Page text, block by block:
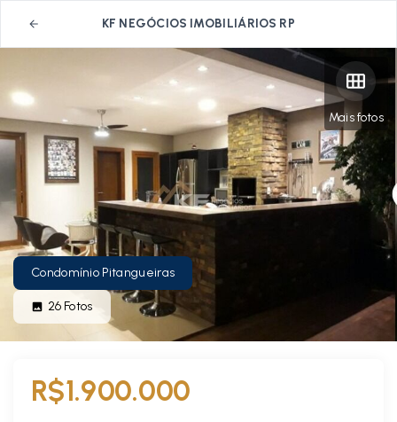
KF NEGÓCIOS IMOBILIÁRIOS RP
Mais fotos
Condomínio Pitangueiras
26 Fotos
R$1.900.000